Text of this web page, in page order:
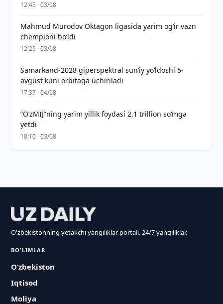
12:45 · 03/08
Mahmud Murodov Oktagon ligasida yarim og‘ir vazn
chempioni bo‘ldi
12:25 · 03/08
Samarkand-2028 giperspektral sun’iy yo‘ldoshi 5-
avgust kuni orbitaga uchiriladi
17:37 · 04/08
“O‘zMIJ”ning yarim yillik foydasi 2,1 trillion so‘mga
yetdi
18:10 · 03/08
O'zbekistonning yetakchi yangiliklar portali. 24/7 yangiliklar.
BO'LIMLAR
O‘zbekiston
Iqtisod
Moliya